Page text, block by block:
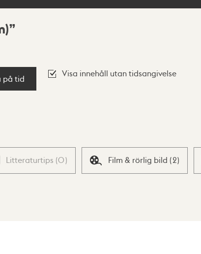
på tid
Visa innehåll utan tidsangivelse
Litteraturtips (0) Film & rörlig bild (2)